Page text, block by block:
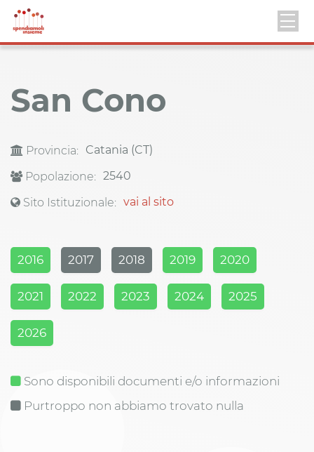
San Cono
Provincia:
Catania (CT)
Popolazione: 2540
Sito Istituzionale: vai al sito
2016 2017 2018 2019 2020
2021 2022 2023 2024 2025
2026
Sono disponibili documenti e/o informazioni
Purtroppo non abbiamo trovato nulla